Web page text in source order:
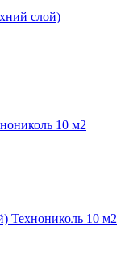
слой)
10 м2
Технониколь 10 м2